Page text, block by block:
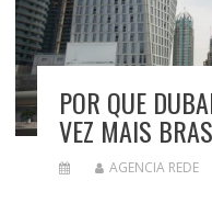
POR QUE
VEZ MAIS
AGENCIA REDE